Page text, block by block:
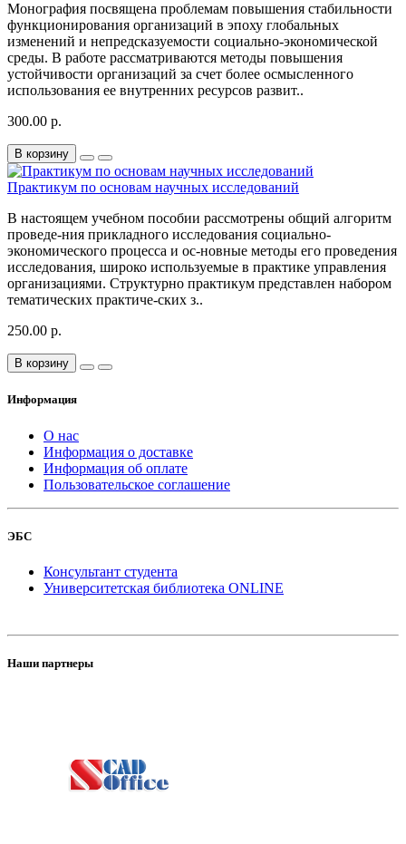
Монография посвящена проблемам повышения стабильности
функционирования организаций в эпоху глобальных
изменений и непредсказуемости социально-экономической
среды. В работе рассматриваются методы повышения
устойчивости организаций за счет более осмысленного
использования ее внутренних ресурсов развит..
300.00 р.
В корзину
Практикум по основам научных исследований
В настоящем учебном пособии рассмотрены общий алгоритм
проведе-ния прикладного исследования социально-
экономического процесса и ос-новные методы его проведения
исследования, широко используемые в практике управления
организациями. Структурно практикум представлен набором
тематических практиче-ских з..
250.00 р.
В корзину
Информация
О нас
Информация о доставке
Информация об оплате
Пользовательское соглашение
ЭБС
Консультант студента
Университетская библиотека ONLINE
Наши партнеры